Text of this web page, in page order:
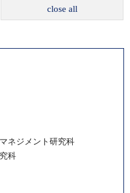
close all
ネジメント研究科
科